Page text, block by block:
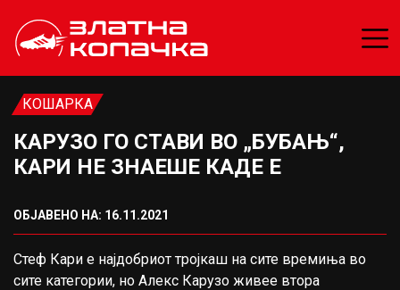
КОШАРКА
КАРУЗО ГО СТАВИ ВО „БУБАЊ“,
КАРИ НЕ ЗНАЕШЕ КАДЕ Е
ОБЈАВЕНО НА: 16.11.2021
Стеф Кари е најдобриот тројкаш на сите времиња во
сите категории, но Алекс Карузо живее втора